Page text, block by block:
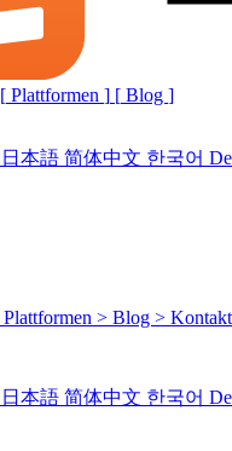
[ Plattformen ] [ Blog ]
日本語 简体中文 한국어
Plattformen > Blog > Kontakt
日本語 简体中文 한국어